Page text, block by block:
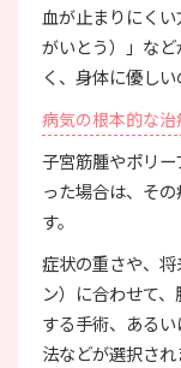
血が止まりにく
がいとう）」な
く、身体に優しい
病気の根本的な
子宮筋腫やポリ
った場合は、そ
す。
症状の重さや、
ン）に合わせて
する手術、ある
法などが選択さ